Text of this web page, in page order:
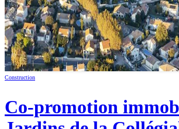
Construction
Co-promotion